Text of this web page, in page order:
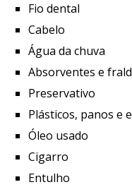
Fio dental
Cabelo
Água da chuva
Absorventes e
Preservativo
Plásticos, panos e
Óleo usado
Cigarro
Entulho